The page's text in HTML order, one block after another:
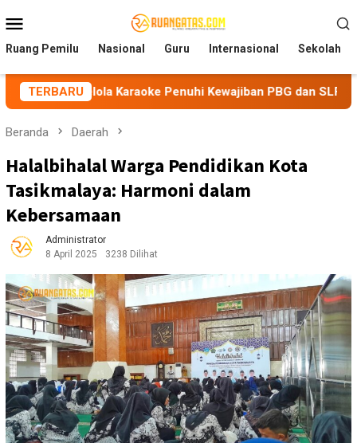
ke
kontenMobile
Ruang Pemilu Nasional Guru Internasional Sekolah
TERBARU
Karaoke Penuhi Kewajiban PBG dan SLF BEM
Beranda Daerah
Halalbihalal Warga Pendidikan Kota
Tasikmalaya: Harmoni dalam
Kebersamaan
Administrator
8 April 2025
3238 Dilihat